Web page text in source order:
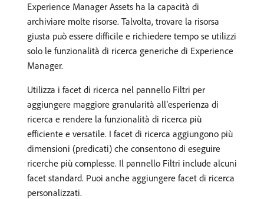
Experience Manager Assets ha la capacità di
archiviare molte risorse. Talvolta, trovare la risorsa
giusta può essere difficile e richiedere tempo se utilizzi
solo le funzionalità di ricerca generiche di Experience
Manager.
Utilizza i facet di ricerca nel pannello Filtri per
aggiungere maggiore granularità all’esperienza di
ricerca e rendere la funzionalità di ricerca più
efficiente e versatile. I facet di ricerca aggiungono più
dimensioni (predicati) che consentono di eseguire
ricerche più complesse. Il pannello Filtri include alcuni
facet standard. Puoi anche aggiungere facet di ricerca
personalizzati.